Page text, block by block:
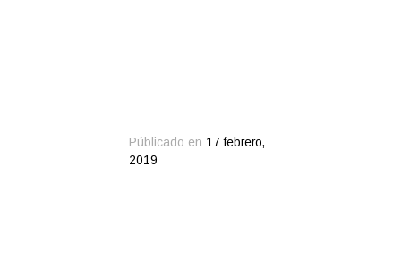
Públicado en 17 febrero,
2019